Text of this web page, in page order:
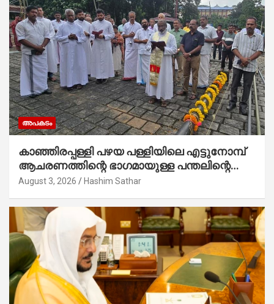
അപകടം
കാഞ്ഞിരപ്പള്ളി പഴയ പള്ളിയിലെ എട്ടുനോമ്പ്
ആചരണത്തിന്റെ ഭാഗമായുള്ള പന്തലിന്റെ
കാൽനാട്ട് കർമ്മം ആർച്ച് പ്രീസ്റ്റ് വെരി.
August 3, 2026 Hashim Sathar